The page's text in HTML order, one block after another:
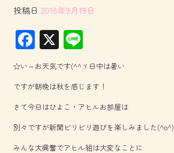
投稿日 2018年9月19日
F
ac
e
b
o
ok
X
ne
☆い～お天気です(^^ゞ日中は暑い
ですが朝晩は秋を感じます！
さて今日はひよこ・アヒルお部屋は
別々ですが新聞ビリビリ遊びを楽しみました(^o^)
みんな大興奮でアヒル組は大変なことに